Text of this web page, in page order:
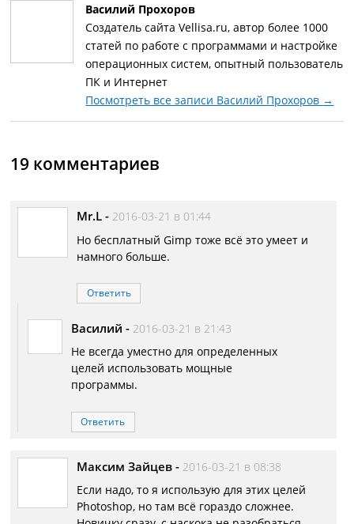
Василий Прохоров
Создатель сайта Vellisa.ru, автор более 1000
статей по работе с программами и настройке
операционных систем, опытный пользователь
ПК и Интернет
Посмотреть все записи Василий Прохоров →
19 комментариев
Mr.L - 2016-03-21 в 01:44
Но бесплатный Gimp тоже всё это умеет и
намного больше.
Ответить
Василий - 2016-03-21 в 21:43
Не всегда уместно для определенных
целей использовать мощные
программы.
Ответить
Максим Зайцев - 2016-03-21 в 08:38
Если надо, то я использую для этих целей
Photoshop, но там всё гораздо сложнее.